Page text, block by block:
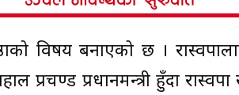
विषय बनाएको छ ।
प्रचण्ड प्रधानमन्त्री हुँदा